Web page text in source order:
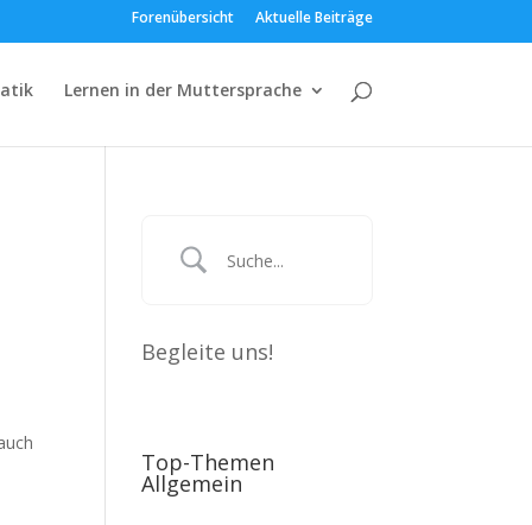
Forenübersicht Aktuelle Beiträge
Lernen in der Muttersprache
Begleite uns!
Top-Themen
Allgemein